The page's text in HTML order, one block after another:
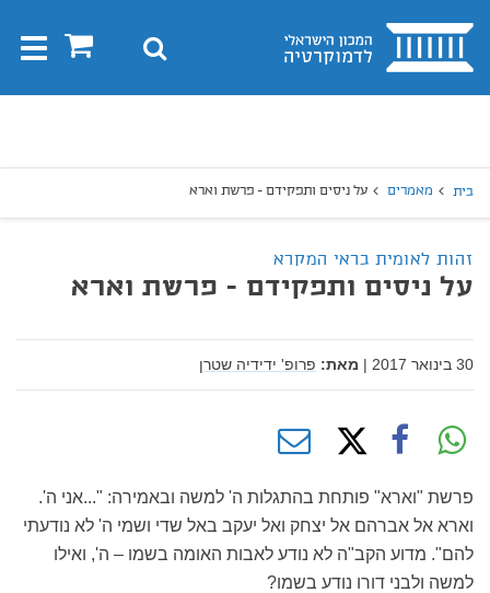
בית 0 חיפוש
בית מאמרים על ניסים ותפקידם - פרשת וארא
זהות לאומית בראי המקרא
על ניסים ותפקידם - פרשת וארא
30 בינואר 2017 | מאת: פרופ' ידידיה שטרן
פרשת "וארא" פותחת בהתגלות ה' למשה ובאמירה: "...אני ה'.
וארא אל אברהם אל יצחק ואל יעקב באל שדי ושמי ה' לא נודעתי
להם". מדוע הקב"ה לא נודע לאבות האומה בשמו – ה', ואילו
למשה ולבני דורו נודע בשמו?